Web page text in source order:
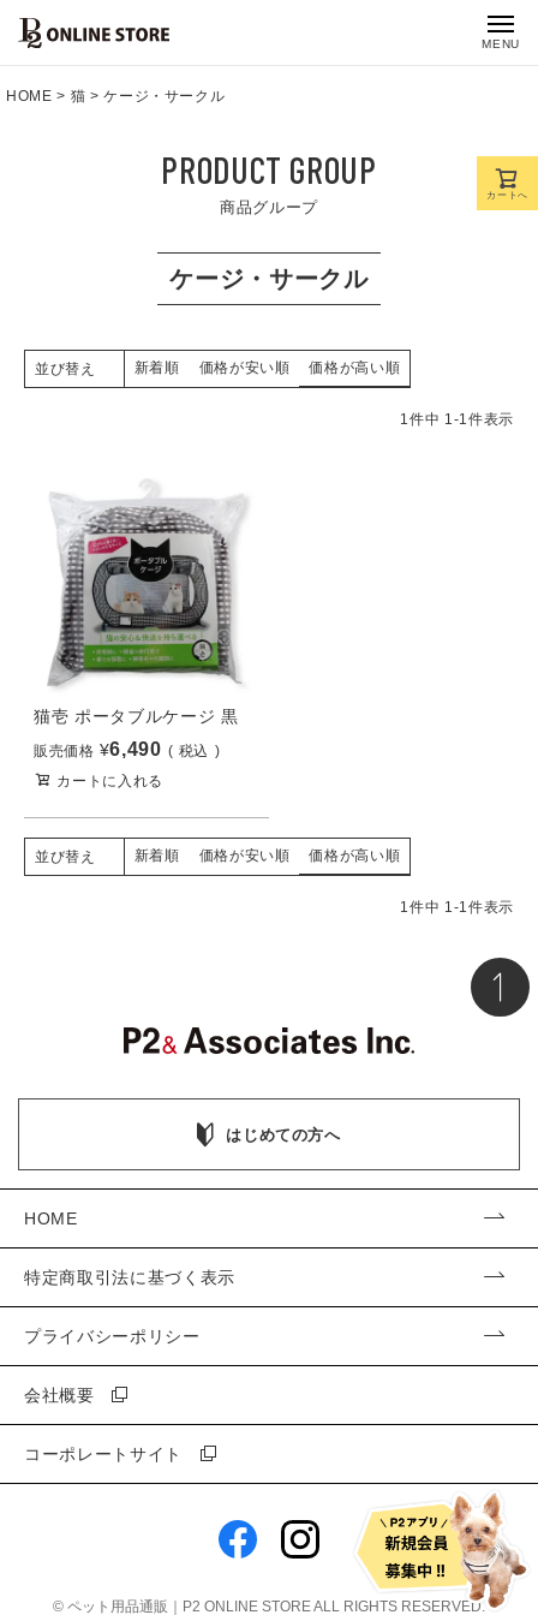
MENU
HOME 猫 ケージ・サークル
PRODUCT GROUP
商品グループ
ケージ・サークル
並び替え 新着順 価格が安い順 価格が高い順
1件中 1-1件表示
猫壱 ポータブルケージ 黒
販売価格 ¥6,490
税込
カートに入れる
並び替え 新着順 価格が安い順 価格が高い順
1件中 1-1件表示
カートへ
はじめての方へ
HOME
特定商取引法に基づく表示
プライバシーポリシー
会社概要
コーポレートサイト
© ペット用品通販｜P2 ONLINE STOREALL RIGHTS RESERVED.